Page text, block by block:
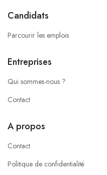
Candidats
Parcourir les emplois
Entreprises
Qui sommes-nous ?
Contact
A propos
Contact
Politique de confidentialité